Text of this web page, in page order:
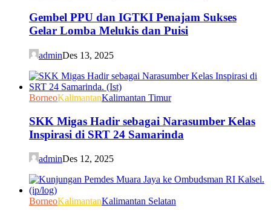
Gembel PPU dan IGTKI Penajam Sukses
Gelar Lomba Melukis dan Puisi
adminDes 13, 2025
BorneoKalimantanKalimantan Timur
SKK Migas Hadir sebagai Narasumber Kelas
Inspirasi di SRT 24 Samarinda
adminDes 12, 2025
BorneoKalimantanKalimantan Selatan